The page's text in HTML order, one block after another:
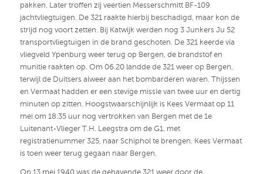
pakken. Later troffen zij veertien Messerschmitt BF-109
jachtvliegtuigen. De 321 raakte hierbij beschadigd, maar kon de
strijd nog voort zetten. Bij Katwijk werden nog 3 Junkers Ju 52
transportvliegtuigen in de brand geschoten. De 321 keerde via
vliegveld Ypenburg weer terug op Bergen, de brandstof en
munitie raakten op. Om 06.20 landde de 321 weer op Bergen,
terwijl de Duitsers alweer aan het bombarderen waren. Thijssen
en Vermaat hadden er een stevige missie van twee uur en dertig
minuten op zitten. Hoogstwaarschijnlijk is Kees Vermaat op 11
mei om 18.35 uur nog vertrokken van Bergen met de 1e
Luitenant-Vlieger T.H. Leegstra om de G1, met
registratienummer 325, naar Schiphol te brengen. Kees Vermaat
is toen weer terug gegaan naar Bergen.
Op 13 mei 1940 was de gehavende 321 weer door de